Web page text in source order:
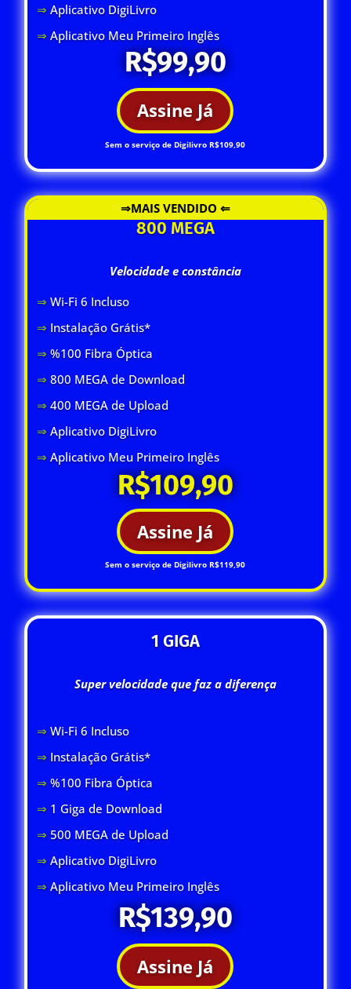
⇒Aplicativo DigiLivro
⇒Aplicativo Meu Primeiro Inglês
R$99,90
Assine Já
Sem o serviço de Digilivro R$109,90
⇒MAIS VENDIDO ⇐
800 MEGA
Velocidade e constância
⇒ Wi-Fi 6 Incluso
⇒ Instalação Grátis*
⇒ %100 Fibra Óptica
⇒ 800 MEGA de Download
⇒400 MEGA de Upload
⇒Aplicativo DigiLivro
⇒Aplicativo Meu Primeiro Inglês
R$109,90
Assine Já
Sem o serviço de Digilivro R$119,90
1 GIGA
Super velocidade que faz a diferença
⇒ Wi-Fi 6 Incluso
⇒ Instalação Grátis*
⇒ %100 Fibra Óptica
⇒ 1 Giga de Download
⇒ 500 MEGA de Upload
⇒Aplicativo DigiLivro
⇒Aplicativo Meu Primeiro Inglês
R$139,90
Assine Já